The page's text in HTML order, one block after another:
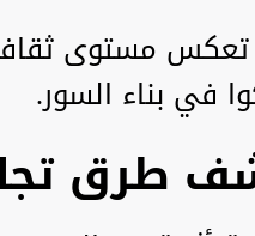
تعكس مستوى
في بناء السور.
طرق